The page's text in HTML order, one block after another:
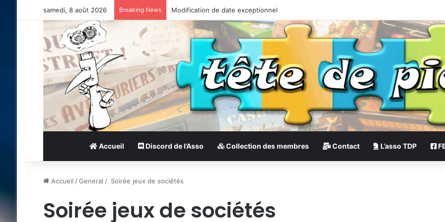
samedi, 8 août 2026 Breaking News Modification de date exceptionnel
Accueil Discord de l’Asso Collection des membres Contact L’asso TDP
Accueil /General / Soirée jeux de sociétés
Soirée jeux de sociétés